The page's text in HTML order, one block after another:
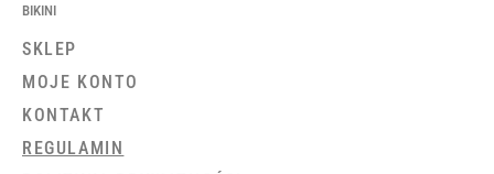
BIKINI
SKLEP
MOJE KONTO
KONTAKT
REGULAMIN